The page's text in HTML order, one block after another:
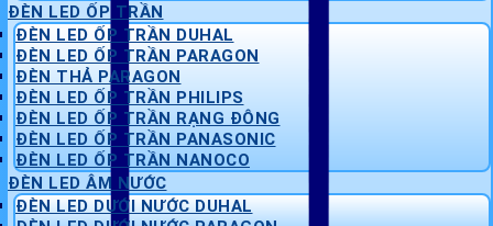
ĐÈN LED ỐP TRẦN
ĐÈN LED ỐP TRẦN DUHAL
ĐÈN LED ỐP TRẦN PARAGON
ĐÈN THẢ PARAGON
ĐÈN LED ỐP TRẦN PHILIPS
ĐÈN LED ỐP TRẦN RẠNG ĐÔNG
ĐÈN LED ỐP TRẦN PANASONIC
ĐÈN LED ỐP TRẦN NANOCO
ĐÈN LED ÂM NƯỚC
ĐÈN LED DƯỚI NƯỚC DUHAL